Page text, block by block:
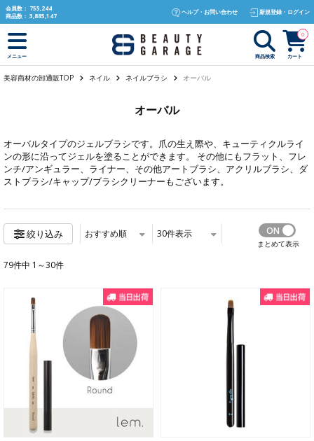
text.skipToContent
text.skipToNavigation
会員数： 755,244
商品数： 3,885,147
ヘルプ・お問い合わせ 新規登録・ログイン
メニュー 商品検索 カート
0
美容商材の卸通販TOP ネイル ネイルブラシ オーバル
オーバル
オーバルタイプのジェルブラシです。爪の生え際や、キューティクルライ
ンの形に沿ってジェルを塗ることができます。 その他にもフラット 、 フレ
ンチ/アンギュラー、 ライナー、 その他アートブラシ、 アクリルブラシ、 ダ
ストブラシ/キャップ/ブラシクリーナーもございます。
絞り込み おすすめ順 30件表示
まとめて表示
79件中 1～30件